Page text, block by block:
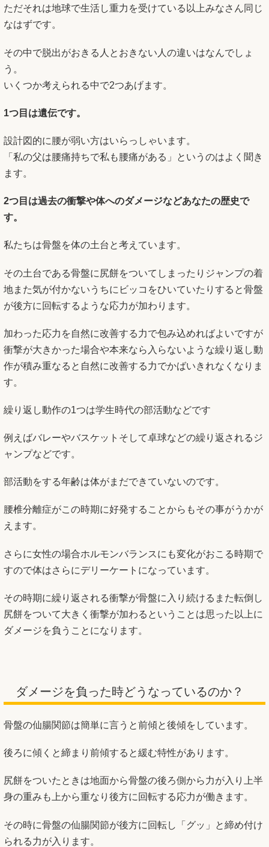
ただそれは地球で生活し重力を受けている以上みなさん同じ
なはずです。
その中で脱出がおきる人とおきない人の違いはなんでしょ
う。
いくつか考えられる中で2つあげます。
1つ目は遺伝です。
設計図的に腰が弱い方はいらっしゃいます。
「私の父は腰痛持ちで私も腰痛がある」というのはよく聞き
ます。
2つ目は過去の衝撃や体へのダメージなどあなたの歴史で
す。
私たちは骨盤を体の土台と考えています。
その土台である骨盤に尻餅をついてしまったりジャンプの着
地また気が付かないうちにビッコをひいていたりすると骨盤
が後方に回転するような応力が加わります。
加わった応力を自然に改善する力で包み込めればよいですが
衝撃が大きかった場合や本来なら入らないような繰り返し動
作が積み重なると自然に改善する力でかばいきれなくなりま
す。
繰り返し動作の1つは学生時代の部活動などです
例えばバレーやバスケットそして卓球などの繰り返されるジ
ャンプなどです。
部活動をする年齢は体がまだできていないのです。
腰椎分離症がこの時期に好発することからもその事がうかが
えます。
さらに女性の場合ホルモンバランスにも変化がおこる時期で
すので体はさらにデリーケートになっています。
その時期に繰り返される衝撃が骨盤に入り続けるまた転倒し
尻餅をついて大きく衝撃が加わるということは思った以上に
ダメージを負うことになります。
ダメージを負った時どうなっているのか？
骨盤の仙腸関節は簡単に言うと前傾と後傾をしています。
後ろに傾くと締まり前傾すると緩む特性があります。
尻餅をついたときは地面から骨盤の後ろ側から力が入り上半
身の重みも上から重なり後方に回転する応力が働きます。
その時に骨盤の仙腸関節が後方に回転し「グッ」と締め付け
られる力が入ります。